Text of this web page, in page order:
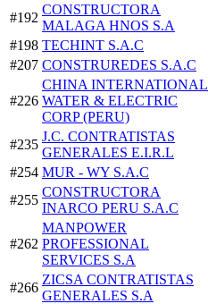
#192
CONSTRUCTORA
MALAGA HNOS S.A
#198 TECHINT S.A.C
#207 CONSTRUREDES S.A.C
#226
CHINA INTERNATIONAL
WATER & ELECTRIC
CORP (PERU)
#235
J.C. CONTRATISTAS
GENERALES E.I.R.L
#254 MUR - WY S.A.C
#255
CONSTRUCTORA
INARCO PERU S.A.C
#262
MANPOWER
PROFESSIONAL
SERVICES S.A
#266
ZICSA CONTRATISTAS
GENERALES S.A